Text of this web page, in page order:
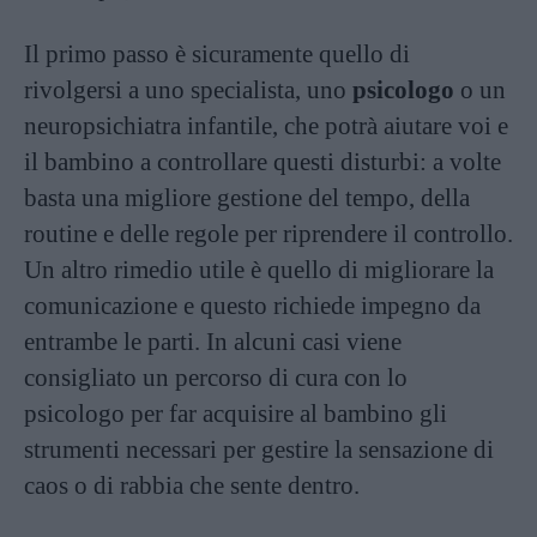
Il primo passo è sicuramente quello di
rivolgersi a uno specialista, uno psicologo o un
neuropsichiatra infantile, che potrà aiutare voi e
il bambino a controllare questi disturbi: a volte
basta una migliore gestione del tempo, della
routine e delle regole per riprendere il controllo.
Un altro rimedio utile è quello di migliorare la
comunicazione e questo richiede impegno da
entrambe le parti. In alcuni casi viene
consigliato un percorso di cura con lo
psicologo per far acquisire al bambino gli
strumenti necessari per gestire la sensazione di
caos o di rabbia che sente dentro.